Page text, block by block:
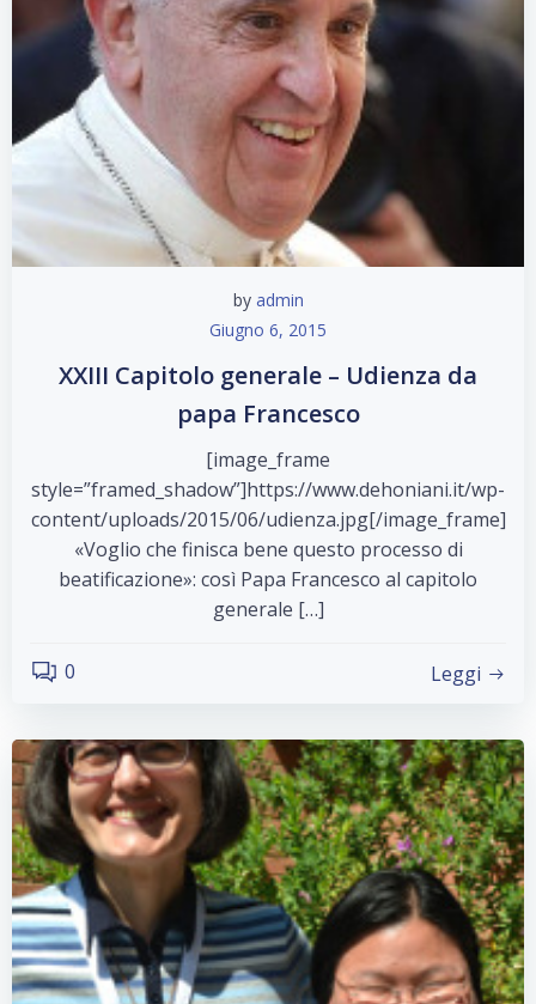
by admin
Giugno 6, 2015
XXIII Capitolo generale – Udienza da
papa Francesco
[image_frame
style=”framed_shadow”]https://www.dehoniani.it/wp-
content/uploads/2015/06/udienza.jpg[/image_frame]
«Voglio che finisca bene questo processo di
beatificazione»: così Papa Francesco al capitolo
generale […]
0 Leggi